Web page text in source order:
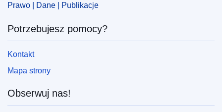
członkowskie UE ,polityka oświatowa
,szkolnictwo zawodowe,technologia
umiejętności cyfrowe,wychowanie obywatelskie,
zarządzanie wiedzą
Prawo | Dane | Publikacje
Potrzebujesz pomocy?
Kontakt
Mapa strony
Obserwuj nas!